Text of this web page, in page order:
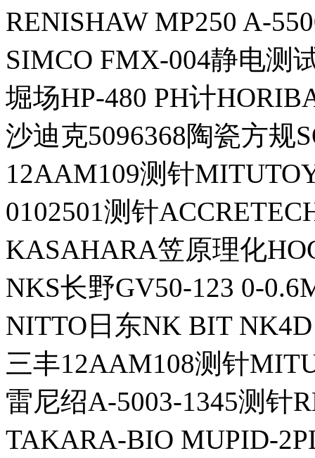
RENISHAW MP250 A-
SIMCO FMX-004静电测
堀场HP-480 PH计
沙迪克5096368陶瓷方规
12AAM109测针
0102501测针
KASAHARA笠原理化
NKS长野GV50-123 0-
NITTO日东NK BIT
三丰12AAM108测针
雷尼绍A-5003-1345测针
TAKARA-BIO MUPID-